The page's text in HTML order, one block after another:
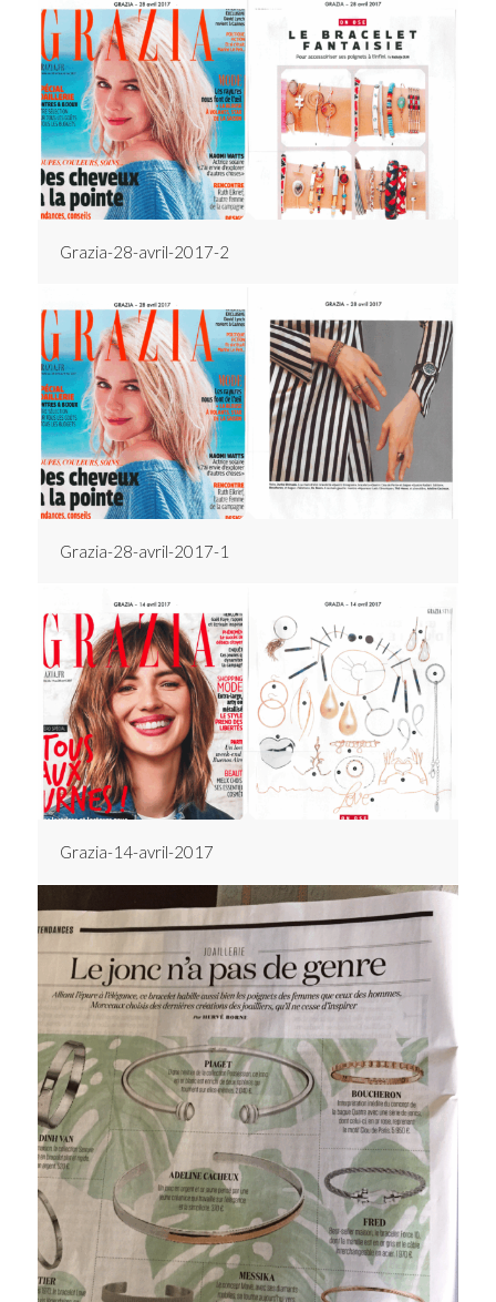
Grazia-28-avril-2017-2
Grazia-28-avril-2017-1
Grazia-14-avril-2017